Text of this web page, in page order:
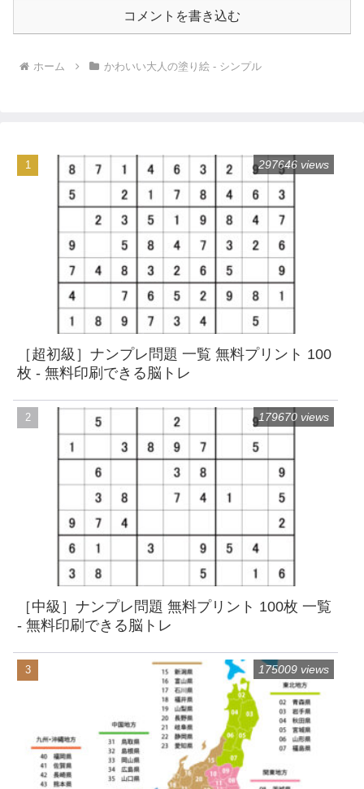
コメントを書き込む
ホーム かわいい大人の塗り絵 - シンプル
［超初級］ナンプレ問題 一覧 無料プリント 100
枚 - 無料印刷できる脳トレ
297646 views
［中級］ナンプレ問題 無料プリント 100枚 一覧
- 無料印刷できる脳トレ
179670 views
175009 views